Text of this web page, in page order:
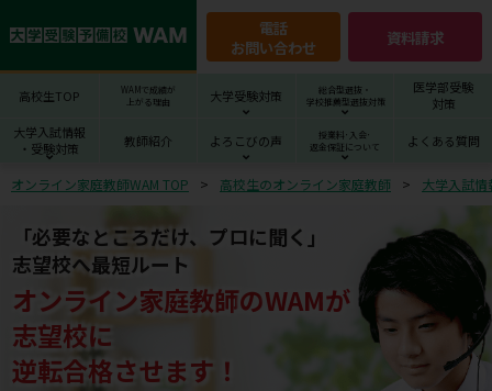
電話
お問い合わせ
資料請求
高校生TOP
WAMで成績が
上がる理由
大学受験対策
総合型選抜・
学校推薦型選抜対策
医学部受験
対策
大学入試情報
・受験対策
教師紹介 よろこびの声
授業料･入会･
返金保証について
よくある質問
オンライン家庭教師WAM TOP 高校生のオンライン家庭教師 大学入試
「必要なところだけ、プロに聞く」
志望校へ最短ルート
オンライン家庭教師のWAMが
志望校に
逆転合格させます！